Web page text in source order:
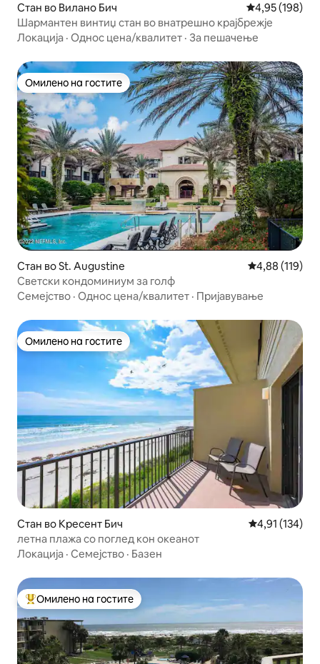
Стан во Вилано Бич Просечна
4,95 (198)
Шармантен винтиџ стан во внатрешно крајбрежје
Локација · Однос цена/квалитет · За пешачење
Омилено на гостите
Омилено на гостите
Стан во St. Augustine Просечна
4,88 (119)
Светски кондоминиум за голф
Семејство · Однос цена/квалитет · Пријавување
Омилено на гостите
Омилено на гостите
Стан во Кресент Бич Просечна
4,91 (134)
летна плажа со поглед кон океанот
Локација · Семејство · Базен
Меѓу најуспешните „Омилени на гостите“
Омилено на гостите